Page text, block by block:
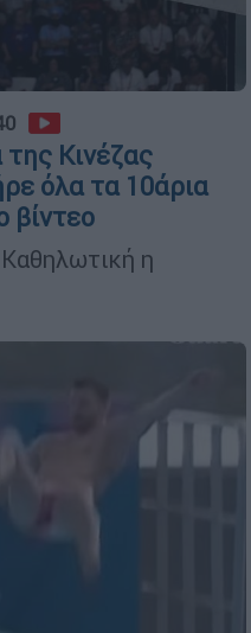
Κινέζας
όλα τα 10άρια
βίντεο
η